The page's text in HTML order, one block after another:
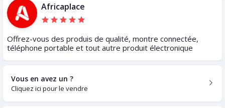
Africaplace
Offrez-vous des produis de qualité, montre connectée,
téléphone portable et tout autre produit électronique
Vous en avez un ?
Cliquez ici pour le vendre